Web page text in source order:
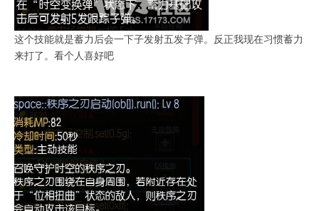
这个技能就是蓄力后会一下子发射五发子弹。反正我现在习惯蓄力
来打了。看个人喜好吧